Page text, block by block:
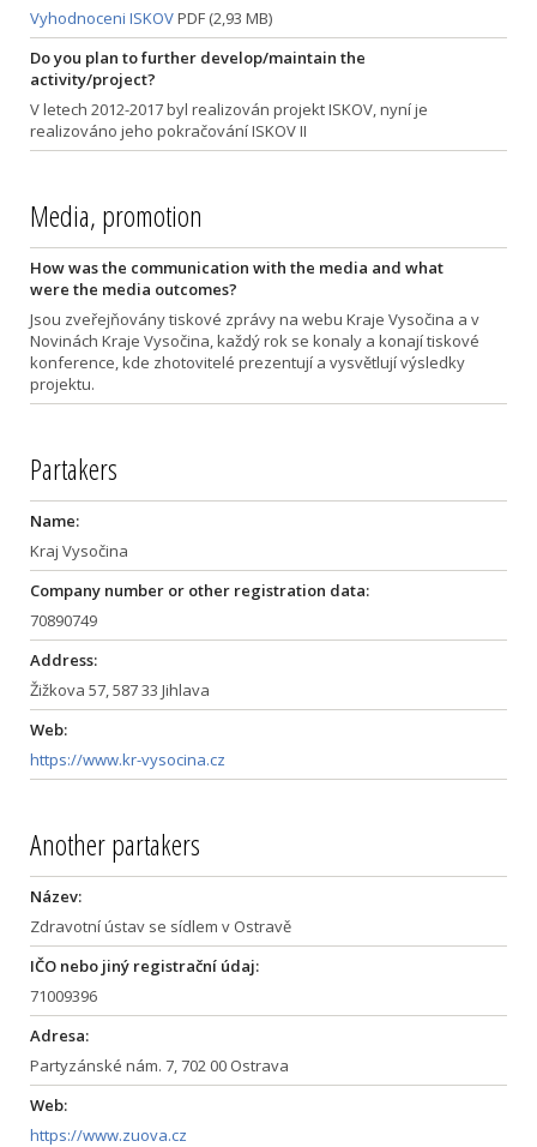
Vyhodnoceni ISKOVPDF (2,93 MB)
Do you plan to further develop/maintain the
activity/project?
V letech 2012-2017 byl realizován projekt ISKOV, nyní je
realizováno jeho pokračování ISKOV II
Media, promotion
How was the communication with the media and what
were the media outcomes?
Jsou zveřejňovány tiskové zprávy na webu Kraje Vysočina a v
Novinách Kraje Vysočina, každý rok se konaly a konají tiskové
konference, kde zhotovitelé prezentují a vysvětlují výsledky
projektu.
Partakers
Name:
Kraj Vysočina
Company number or other registration data:
70890749
Address:
Žižkova 57, 587 33 Jihlava
Web:
https://www.kr-vysocina.cz
Another partakers
Název:
Zdravotní ústav se sídlem v Ostravě
IČO nebo jiný registrační údaj:
71009396
Adresa:
Partyzánské nám. 7, 702 00 Ostrava
Web:
https://www.zuova.cz